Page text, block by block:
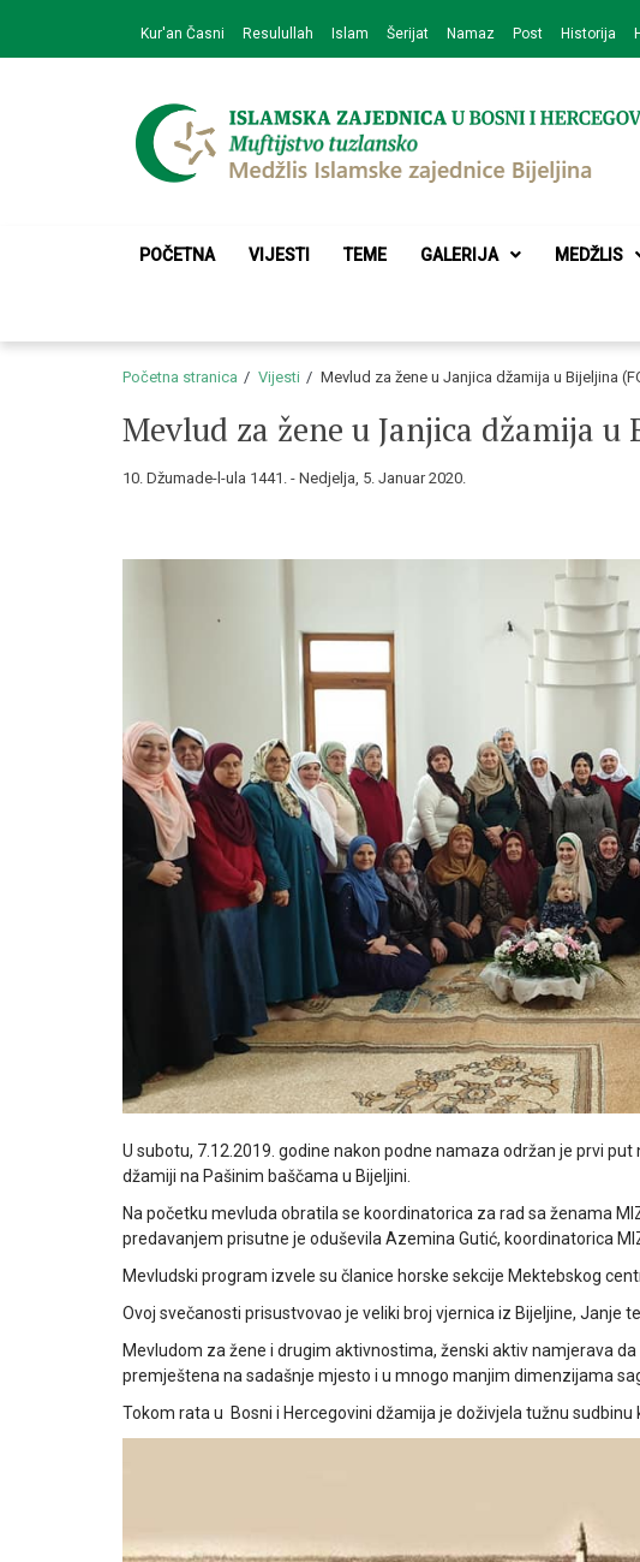
navigation
content
Kur'an Časni Resulullah Islam Šerijat Namaz Post Historija
Medžlis Islamske
POČETNA VIJESTI TEME GALERIJA MEDŽLIS
Početna stranica Vijesti Mevlud za žene u Janjica džamija u Bijeljina
Mevlud za žene u Janjica džamija u
10. Džumade-l-ula 1441. - Nedjelja, 5. Januar 2020.
U subotu, 7.12.2019. godine nakon podne namaza održan je prvi
džamiji na Pašinim baščama u Bijeljini.
Na početku mevluda obratila se koordinatorica za rad sa ženama
predavanjem prisutne je oduševila Azemina Gutić, koordinatorica
Mevludski program izvele su članice horske sekcije Mektebskog
Ovoj svečanosti prisustvovao je veliki broj vjernica iz Bijeljine, Janje
Mevludom za žene i drugim aktivnostima, ženski aktiv namjerava
premještena na sadašnje mjesto i u mnogo manjim dimenzijama
Tokom rata u Bosni i Hercegovini džamija je doživjela tužnu sudbinu